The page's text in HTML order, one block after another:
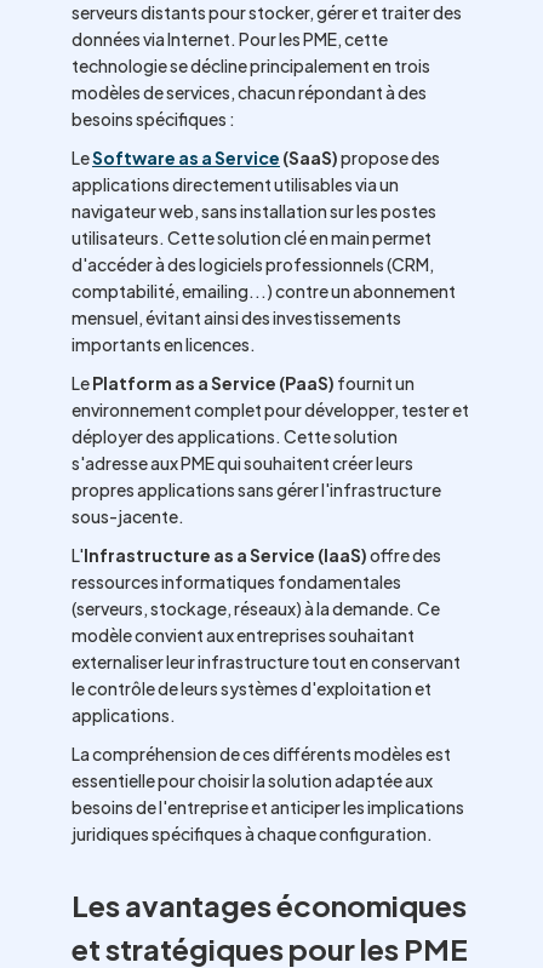
serveurs distants pour stocker, gérer et traiter des
données via Internet. Pour les PME, cette
technologie se décline principalement en trois
modèles de services, chacun répondant à des
besoins spécifiques :
LeSoftware as a Service (SaaS)propose des
applications directement utilisables via un
navigateur web, sans installation sur les postes
utilisateurs. Cette solution clé en main permet
d'accéder à des logiciels professionnels (CRM,
comptabilité, emailing...) contre un abonnement
mensuel, évitant ainsi des investissements
importants en licences.
LePlatform as a Service (PaaS) fournit un
environnement complet pour développer, tester et
déployer des applications. Cette solution
s'adresse aux PME qui souhaitent créer leurs
propres applications sans gérer l'infrastructure
sous-jacente.
L'Infrastructure as a Service (IaaS)offre des
ressources informatiques fondamentales
(serveurs, stockage, réseaux) à la demande. Ce
modèle convient aux entreprises souhaitant
externaliser leur infrastructure tout en conservant
le contrôle de leurs systèmes d'exploitation et
applications.
La compréhension de ces différents modèles est
essentielle pour choisir la solution adaptée aux
besoins de l'entreprise et anticiper les implications
juridiques spécifiques à chaque configuration.
Les avantages économiques
et stratégiques pour les PME